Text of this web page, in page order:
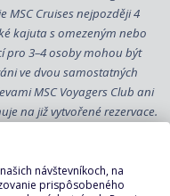
MSC Cruises nejpozději 4
kajuta s omezeným nebo
pro 3–4 osoby mohou být
ve dvou samostatných
MSC Voyagers Club ani
na již vytvořené rezervace.
návštevníkoch, na
prispôsobeného